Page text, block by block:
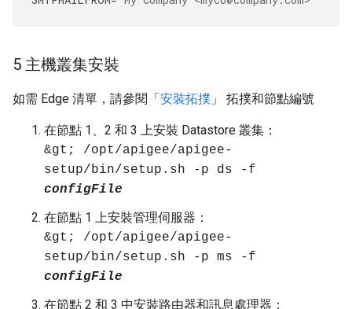
5 主機叢集安裝
如需 Edge 清單，請參閱「安裝拓撲 」 拓撲和節點編號
在節點 1、2 和 3 上安裝 Datastore 叢集：
&gt; /opt/apigee/apigee-
setup/bin/setup.sh -p ds -f
configFile
在節點 1 上安裝管理伺服器：
&gt; /opt/apigee/apigee-
setup/bin/setup.sh -p ms -f
configFile
在節點 2 和 3 中安裝路由器和訊息處理器：